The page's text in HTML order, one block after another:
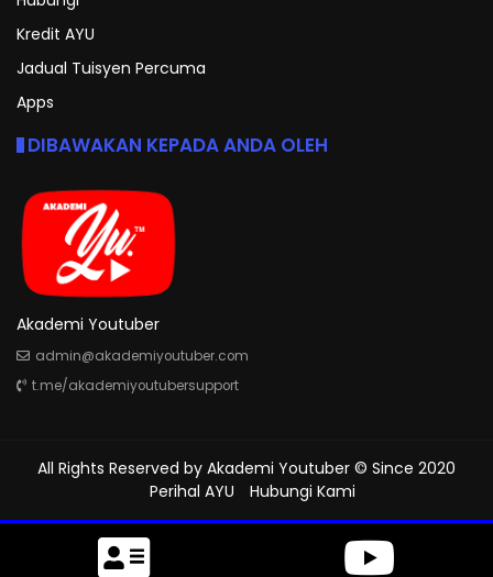
Kredit AYU
Jadual Tuisyen Percuma
Apps
DIBAWAKAN KEPADA ANDA OLEH
Akademi Youtuber
admin@akademiyoutuber.com
t.me/akademiyoutubersupport
All Rights Reserved by Akademi Youtuber © Since 2020
Perihal AYU
Hubungi Kami